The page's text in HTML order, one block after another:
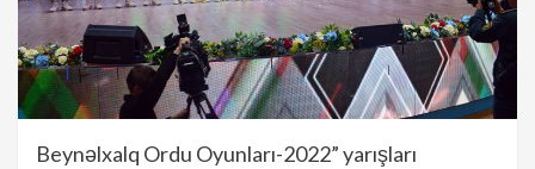
Beynəlxalq Ordu Oyunları-2022” yarışları